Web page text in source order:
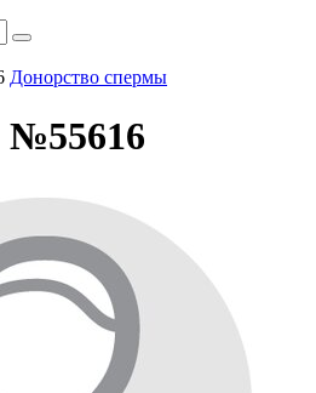
Донорство спермы
№55616